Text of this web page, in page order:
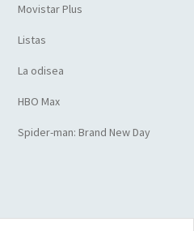
Movistar Plus
Listas
La odisea
HBO Max
Spider-man: Brand New Day